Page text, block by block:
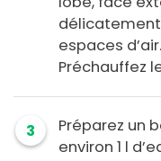
délicatement
espaces d’air.
Préchauffez
3
Préparez un
environ 1 l